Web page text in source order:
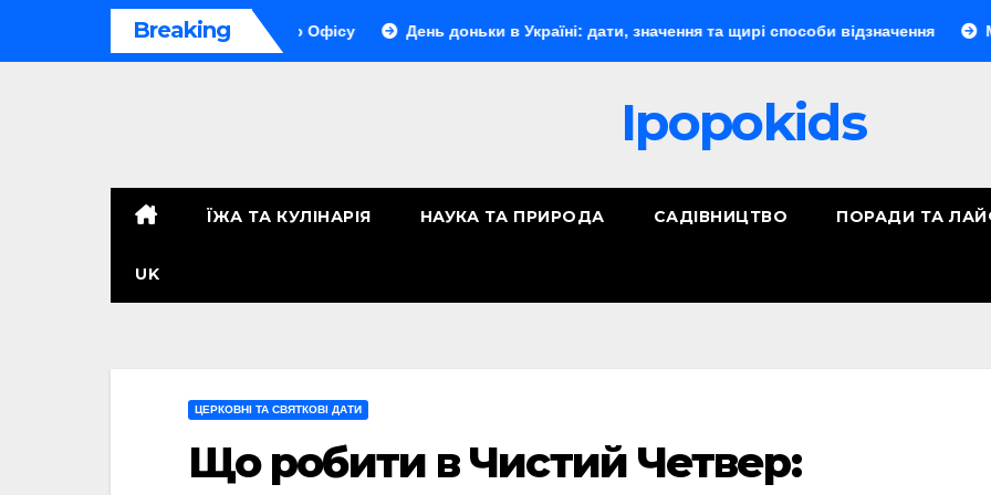
Breaking
від фронту до Офісу День доньки в Україні: дати, значення та щирі способи відзначення Мукбанг:
Ipopokids
ЇЖА ТА КУЛІНАРІЯ НАУКА ТА ПРИРОДА САДІВНИЦТВО ПОРАДИ ТА
UK
ЦЕРКОВНІ ТА СВЯТКОВІ ДАТИ
Що робити в Чистий Четвер: